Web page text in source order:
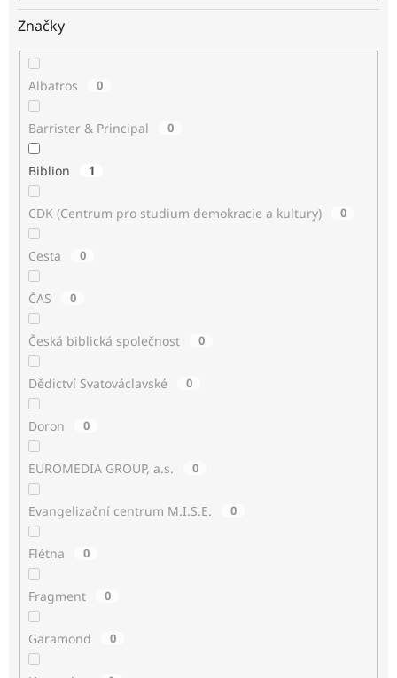
Značky
Albatros 0
Barrister & Principal 0
Biblion 1
CDK (Centrum pro studium demokracie a kultury) 0
Cesta 0
ČAS 0
Česká biblická společnost 0
Dědictví Svatováclavské 0
Doron 0
EUROMEDIA GROUP, a.s. 0
Evangelizační centrum M.I.S.E. 0
Flétna 0
Fragment 0
Garamond 0